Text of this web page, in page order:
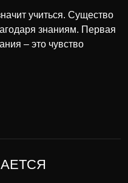
учиться. Существо
знаниям. Первая
– это чувство